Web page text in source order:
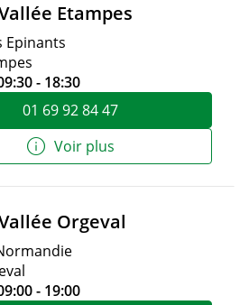
Etampes
Epinants
- 18:30
01 69 92 84 47
Voir plus
Orgeval
- 19:00